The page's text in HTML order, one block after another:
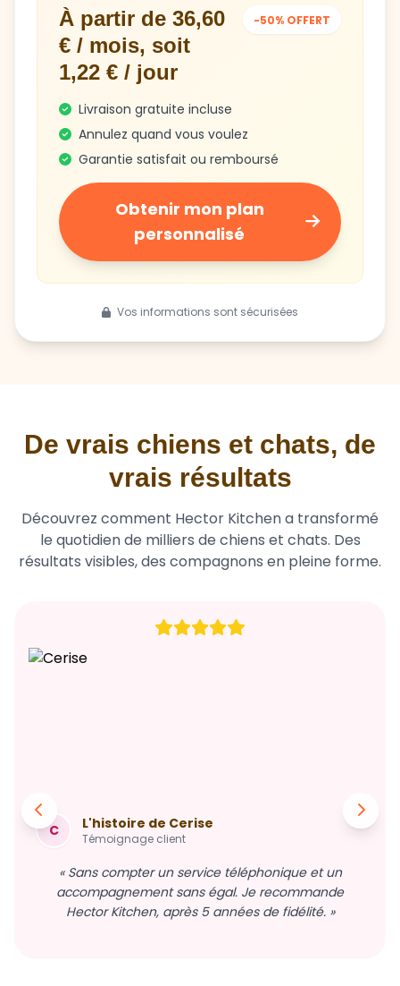
À partir de 36,60
€ / mois, soit
1,22 € / jour
-50% OFFERT
Livraison gratuite incluse
Annulez quand vous voulez
Garantie satisfait ou remboursé
Obtenir mon plan
personnalisé
Vos informations sont sécurisées
De vrais chiens et chats, de
vrais résultats
Découvrez comment Hector Kitchen a transformé
le quotidien de milliers de chiens et chats. Des
résultats visibles, des compagnons en pleine forme.
C L'histoire de Cerise
Témoignage client
« Sans compter un service téléphonique et un
accompagnement sans égal. Je recommande
Hector Kitchen, après 5 années de fidélité. »